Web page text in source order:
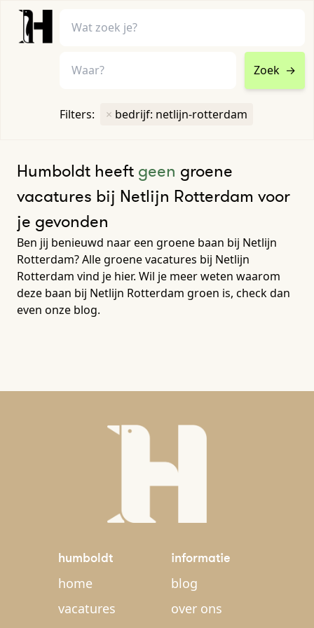
Zoek →
Filters: × bedrijf: netlijn-rotterdam
Humboldt heeft geen groene
vacatures bij Netlijn Rotterdam voor
je gevonden
Ben jij benieuwd naar een groene baan bij Netlijn
Rotterdam? Alle groene vacatures bij Netlijn
Rotterdam vind je hier. Wil je meer weten waarom
deze baan bij Netlijn Rotterdam groen is, check dan
even onze blog.
humboldt
home
vacatures
informatie
blog
over ons